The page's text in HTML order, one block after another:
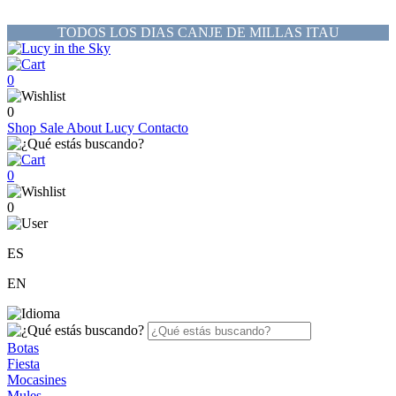
TODOS LOS DIAS CANJE DE MILLAS ITAU
0
0
Shop Sale About Lucy Contacto
0
0
ES
EN
Botas
Fiesta
Mocasines